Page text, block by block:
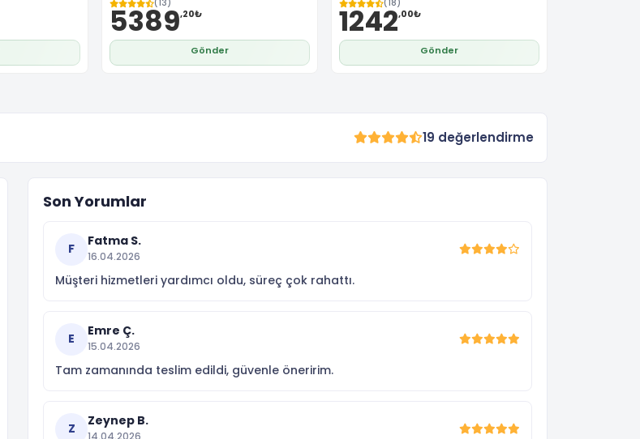
(13)
5389,20₺
Gönder
(18)
1242,00₺
Gönder
19 değerlendirme
Son Yorumlar
F
Fatma S.
16.04.2026
Müşteri hizmetleri yardımcı oldu, süreç çok rahattı.
E
Emre Ç.
15.04.2026
Tam zamanında teslim edildi, güvenle öneririm.
Z
Zeynep B.
14.04.2026